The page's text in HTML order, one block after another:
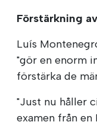
Förstärkning
Luís
"gör en enorm
förstärka de
"Just nu håller
examen från